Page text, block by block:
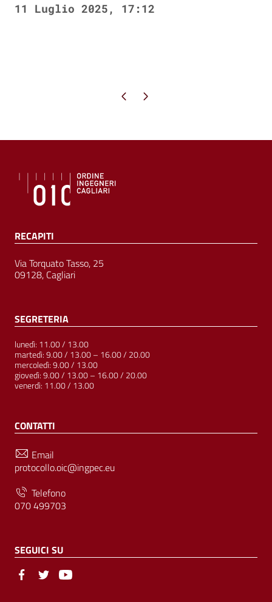
11 Luglio 2025, 17:12
Pagina precedente
Pagina successiva
RECAPITI
Via Torquato Tasso, 25
09128, Cagliari
SEGRETERIA
lunedì: 11.00 / 13.00
martedì: 9.00 / 13.00 – 16.00 / 20.00
mercoledì: 9.00 / 13.00
giovedì: 9.00 / 13.00 – 16.00 / 20.00
venerdì: 11.00 / 13.00
CONTATTI
Email
protocollo.oic@ingpec.eu
Telefono
070 499703
SEGUICI SU